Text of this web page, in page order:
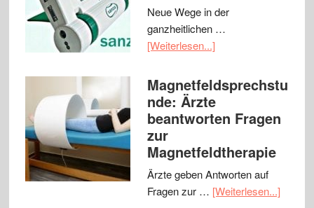
Neue Wege in der
ganzheitlichen …
[Weiterlesen...]
Magnetfeldsprechstu
nde: Ärzte
beantworten Fragen
zur
Magnetfeldtherapie
Ärzte geben Antworten auf
Fragen zur … [Weiterlesen...]